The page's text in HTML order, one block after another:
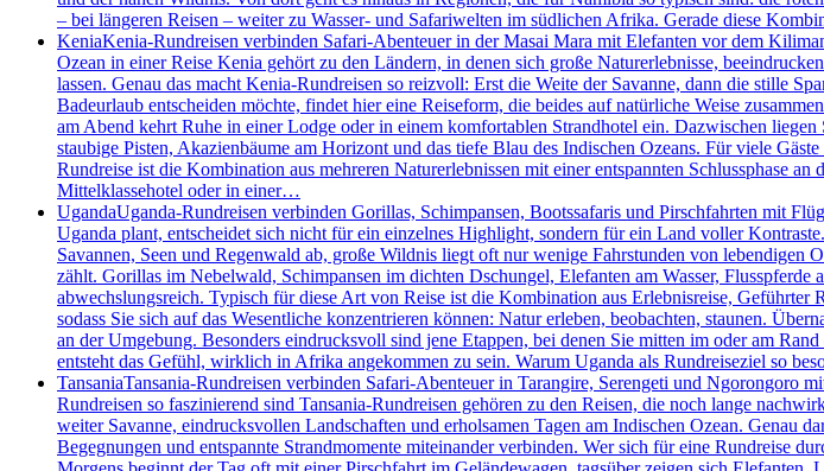
– bei längeren Reisen – weiter zu Wasser- und Safariwelten im südlichen Afrika. Gerade diese
KeniaKenia-Rundreisen verbinden Safari-Abenteuer in der Masai Mara mit Elefanten vor dem
Ozean in einer Reise Kenia gehört zu den Ländern, in denen sich große Naturerlebnisse,
lassen. Genau das macht Kenia-Rundreisen so reizvoll: Erst die Weite der Savanne, dann die stille
Badeurlaub entscheiden möchte, findet hier eine Reiseform, die beides auf natürliche Weise
am Abend kehrt Ruhe in einer Lodge oder in einem komfortablen Strandhotel ein. Dazwischen
staubige Pisten, Akazienbäume am Horizont und das tiefe Blau des Indischen Ozeans. Für viele
Rundreise ist die Kombination aus mehreren Naturerlebnissen mit einer entspannten Schlussphase
Mittelklassehotel oder in einer…
UgandaUganda-Rundreisen verbinden Gorillas, Schimpansen, Bootssafaris und Pirschfahrten mit
Uganda plant, entscheidet sich nicht für ein einzelnes Highlight, sondern für ein Land voller
Savannen, Seen und Regenwald ab, große Wildnis liegt oft nur wenige Fahrstunden von
zählt. Gorillas im Nebelwald, Schimpansen im dichten Dschungel, Elefanten am Wasser,
abwechslungsreich. Typisch für diese Art von Reise ist die Kombination aus Erlebnisreise,
sodass Sie sich auf das Wesentliche konzentrieren können: Natur erleben, beobachten, staunen.
an der Umgebung. Besonders eindrucksvoll sind jene Etappen, bei denen Sie mitten im oder am
entsteht das Gefühl, wirklich in Afrika angekommen zu sein. Warum Uganda als Rundreiseziel so
TansaniaTansania-Rundreisen verbinden Safari-Abenteuer in Tarangire, Serengeti und Ngorongoro
Rundreisen so faszinierend sind Tansania-Rundreisen gehören zu den Reisen, die noch lange
weiter Savanne, eindrucksvollen Landschaften und erholsamen Tagen am Indischen Ozean. Genau
Begegnungen und entspannte Strandmomente miteinander verbinden. Wer sich für eine Rundreise